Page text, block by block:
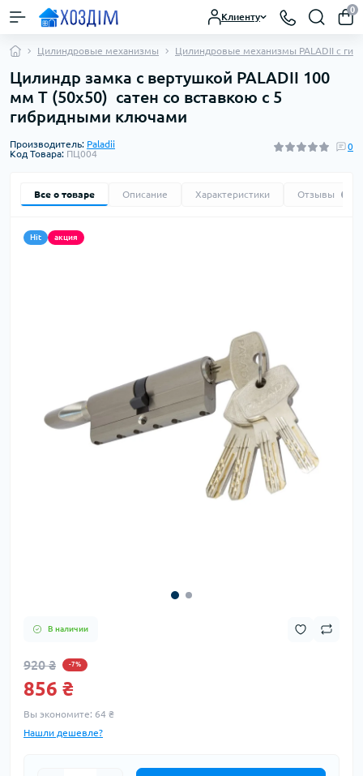
Клиенту
0
Цилиндровые механизмы Цилиндровые механизмы PALADII с
Цилиндр замка с вертушкой PALADII 100
мм Т (50x50) сатен со вставкою с 5
гибридными ключами
Производитель: Paladii
Код Товара: ПЦ004
0
Все о товаре Описание Характеристики Отзывы
Hit акция
В наличии
920 ₴ -7%
856 ₴
Вы экономите: 64 ₴
Нашли дешевле?